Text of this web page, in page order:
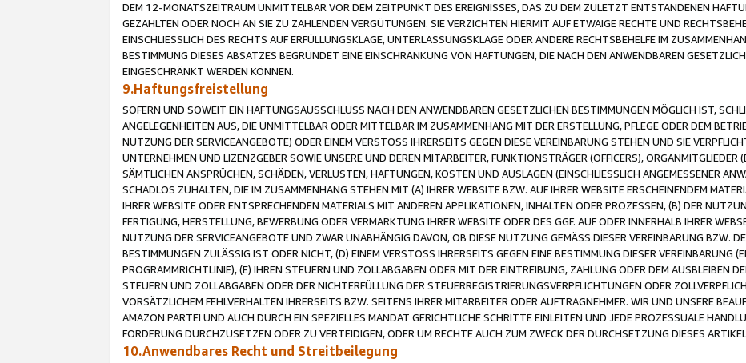
DEM 12-MONATSZEITRAUM UNMITTELBAR VOR DEM ZEITPUNKT DES EREIGNISSES, DAS ZU DEM ZULETZT ENTSTANDENEN
GEZAHLTEN ODER NOCH AN SIE ZU ZAHLENDEN VERGÜTUNGEN. SIE VERZICHTEN HIERMIT AUF ETWAIGE RECHTE UND
EINSCHLIESSLICH DES RECHTS AUF ERFÜLLUNGSKLAGE, UNTERLASSUNGSKLAGE ODER ANDERE RECHTSBEHELFE IM
BESTIMMUNG DIESES ABSATZES BEGRÜNDET EINE EINSCHRÄNKUNG VON HAFTUNGEN, DIE NACH DEN ANWENDBAREN
EINGESCHRÄNKT WERDEN KÖNNEN.
9.Haftungsfreistellung
SOFERN UND SOWEIT EIN HAFTUNGSAUSSCHLUSS NACH DEN ANWENDBAREN GESETZLICHEN BESTIMMUNGEN MÖGLICH IST,
ANGELEGENHEITEN AUS, DIE UNMITTELBAR ODER MITTELBAR IM ZUSAMMENHANG MIT DER ERSTELLUNG, PFLEGE ODER DEM
NUTZUNG DER SERVICEANGEBOTE) ODER EINEM VERSTOSS IHRERSEITS GEGEN DIESE VEREINBARUNG STEHEN UND SIE
UNTERNEHMEN UND LIZENZGEBER SOWIE UNSERE UND DEREN MITARBEITER, FUNKTIONSTRÄGER (OFFICERS), ORGANMITGLIEDER
SÄMTLICHEN ANSPRÜCHEN, SCHÄDEN, VERLUSTEN, HAFTUNGEN, KOSTEN UND AUSLAGEN (EINSCHLIESSLICH ANGEMESSENER
SCHADLOS ZUHALTEN, DIE IM ZUSAMMENHANG STEHEN MIT (A) IHRER WEBSITE BZW. AUF IHRER WEBSITE ERSCHEINENDEM
IHRER WEBSITE ODER ENTSPRECHENDEN MATERIALS MIT ANDEREN APPLIKATIONEN, INHALTEN ODER PROZESSEN, (B) DER
FERTIGUNG, HERSTELLUNG, BEWERBUNG ODER VERMARKTUNG IHRER WEBSITE ODER DES GGF. AUF ODER INNERHALB IHRER
NUTZUNG DER SERVICEANGEBOTE UND ZWAR UNABHÄNGIG DAVON, OB DIESE NUTZUNG GEMÄSS DIESER VEREINBARUNG BZW.
BESTIMMUNGEN ZULÄSSIG IST ODER NICHT, (D) EINEM VERSTOSS IHRERSEITS GEGEN EINE BESTIMMUNG DIESER VEREINBARUNG
PROGRAMMRICHTLINIE), (E) IHREN STEUERN UND ZOLLABGABEN ODER MIT DER EINTREIBUNG, ZAHLUNG ODER DEM AUSBLEIBEN
STEUERN UND ZOLLABGABEN ODER DER NICHTERFÜLLUNG DER STEUERREGISTRIERUNGSVERPFLICHTUNGEN ODER
VORSÄTZLICHEM FEHLVERHALTEN IHRERSEITS BZW. SEITENS IHRER MITARBEITER ODER AUFTRAGNEHMER. WIR UND UNSERE
AMAZON PARTEI UND AUCH DURCH EIN SPEZIELLES MANDAT GERICHTLICHE SCHRITTE EINLEITEN UND JEDE PROZESSUALE
FORDERUNG DURCHZUSETZEN ODER ZU VERTEIDIGEN, ODER UM RECHTE AUCH ZUM ZWECK DER DURCHSETZUNG DIESES
10.Anwendbares Recht und Streitbeilegung